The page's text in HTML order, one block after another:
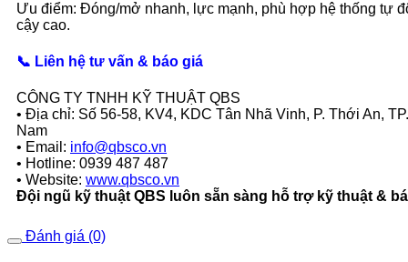
Ưu điểm: Đóng/mở nhanh, lực mạnh, phù hợp hệ thống tự
cậy cao.
📞 Liên hệ tư vấn & báo giá
CÔNG TY TNHH KỸ THUẬT QBS
• Địa chỉ: Số 56-58, KV4, KDC Tân Nhã Vinh, P. Thới An,
Nam
• Email: info@qbsco.vn
• Hotline: 0939 487 487
• Website: www.qbsco.vn
Đội ngũ kỹ thuật QBS luôn sẵn sàng hỗ trợ kỹ thuật &
Đánh giá (0)